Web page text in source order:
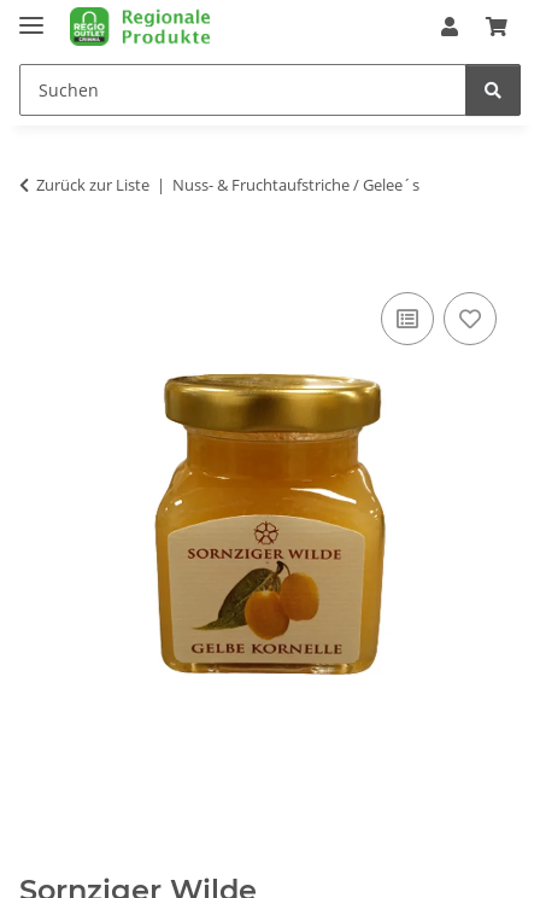
Zurück zur Liste Nuss- & Fruchtaufstriche / Gelee´s
Sornziger Wilde